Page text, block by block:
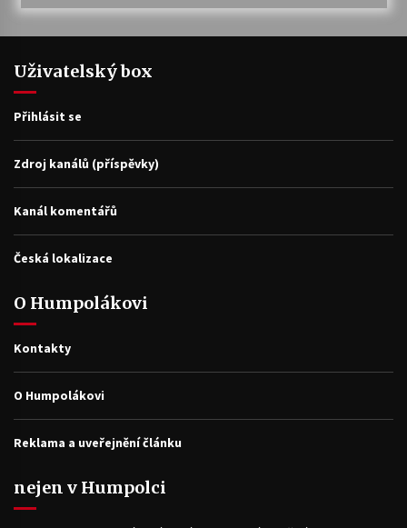
Uživatelský box
Přihlásit se
Zdroj kanálů (příspěvky)
Kanál komentářů
Česká lokalizace
O Humpolákovi
Kontakty
O Humpolákovi
Reklama a uveřejnění článku
nejen v Humpolci